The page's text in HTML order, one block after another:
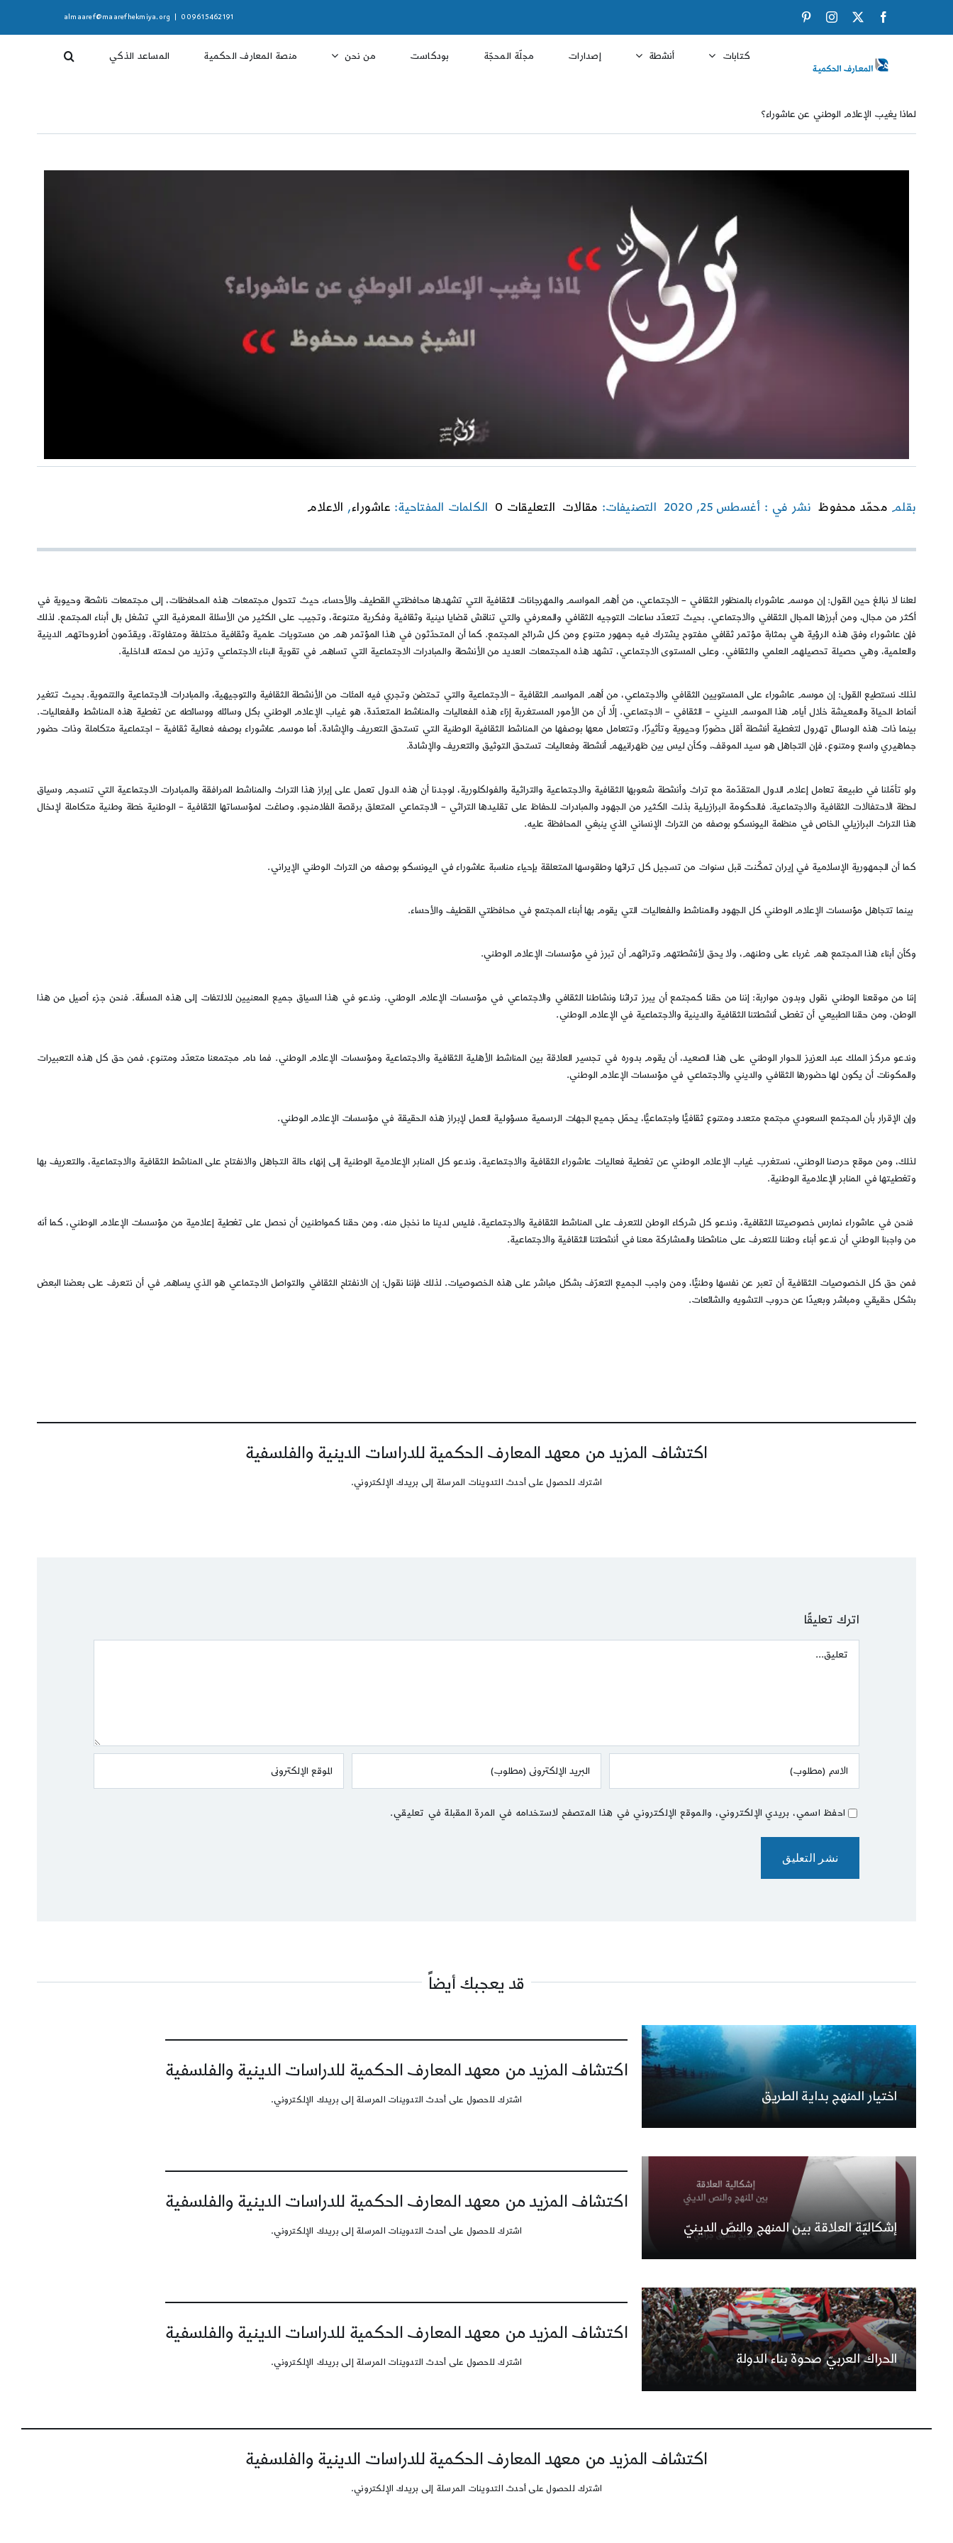
Facebook
X
Instagram
009615462191
almaaref@maarefhekmiya.org
كتابات أنشطة إصدارات مجلّة المحجّة بودكاست من نحن منصة المعارف الحكمية المساعد الذكي
لماذا يغيب الإعلام الوطني عن عاشوراء؟
بقلم محمّد محفوظ نشر في : أغسطس 25, 2020 التصنيفات: مقالات التعليقات 0
on
الإعلام
الكلمات المفتاحية: عاشوراء, الاعلام
لعلنا لا نبالغ حين القول: إن موسم عاشوراء بالمنظور الثقافي – الاجتماعي، من أهم المواسم والمهرجانات الثقافية التي تشهدها محافظتي القطيف والأحساء، حيث تتحول مجتمعات هذه المحافظات، إلى مجتمعات ناشطة وحيوية في
أكثر من مجال، ومن أبرزها المجال الثقافي والاجتماعي. بحيث تتعدّد ساعات التوجيه الثقافي والمعرفي والتي تناقش قضايا دينية وثقافية وفكرية متنوعة، وتجيب على الكثير من الأسئلة المعرفية التي تشغل بال أبناء المجتمع. لذلك
فإن عاشوراء وفق هذه الرؤية هي بمثابة مؤتمر ثقافي مفتوح يشترك فيه جمهور متنوع ومن كل شرائح المجتمع. كما أن المتحدّثون في هذا المؤتمر هم من مستويات علمية وثقافية مختلفة ومتفاوتة، ويقدّمون أطروحاتهم الدينية
والعلمية، وهي حصيلة تحصيلهم العلمي والثقافي. وعلى المستوى الاجتماعي، تشهد هذه المجتمعات العديد من الأنشطة والمبادرات الاجتماعية التي تساهم في تقوية البناء الاجتماعي وتزيد من لحمته الداخلية.
لذلك نستطيع القول: إن موسم عاشوراء على المستويين الثقافي والاجتماعي، من أهم المواسم الثقافية – الاجتماعية والتي تحتضن وتجري فيه المئات من الأنشطة الثقافية والتوجيهية، والمبادرات الاجتماعية والتنموية. بحيث تتغير
أنماط الحياة والمعيشة خلال أيام هذا الموسم الديني – الثقافي – الاجتماعي. إلّا أن من الأمور المستغربة إزاء هذه الفعاليات والمناشط المتعدّدة، هو غياب الإعلام الوطني بكل وسائله ووسائطه عن تغطية هذه المناشط والفعاليات.
بينما ذات هذه الوسائل تهرول لتغطية أنشطة أقل حضورًا وحيوية وتأثيرًا، وتتعامل معها بوصفها من المناشط الثقافية الوطنية التي تستحق التعريف والإشادة. أما موسم عاشوراء بوصفه فعالية ثقافية – اجتماعية متكاملة وذات حضور
جماهيري واسع ومتنوع، فإن التجاهل هو سيد الموقف، وكأن ليس بين ظهرانيهم أنشطة وفعاليات تستحق التوثيق والتعريف والإشادة.
ولو تأمّلنا في طبيعة تعامل إعلام الدول المتقدّمة مع تراث وأنشطة شعوبها الثقافية والاجتماعية والتراثية والفولكلورية، لوجدنا أن هذه الدول تعمل على إبراز هذا التراث والمناشط المرافقة والمبادرات الاجتماعية التي تنسجم وسياق
لحظة الاحتفالات الثقافية والاجتماعية. فالحكومة البرازيلية بذلت الكثير من الجهود والمبادرات للحفاظ على تقليدها التراثي – الاجتماعي المتعلق برقصة الفلامنجو، وصاغت لمؤسساتها الثقافية – الوطنية خطة وطنية متكاملة لإدخال
هذا التراث البرازيلي الخاص في منظمة اليونسكو بوصفه من التراث الإنساني الذي ينبغي المحافظة عليه.
كما أن الجمهورية الإسلامية في إيران تمكّنت قبل سنوات من تسجيل كل تراثها وطقوسها المتعلقة بإحياء مناسبة عاشوراء في اليونسكو بوصفه من التراث الوطني الإيراني.
بينما تتجاهل مؤسسات الإعلام الوطني كل الجهود والمناشط والفعاليات التي يقوم بها أبناء المجتمع في محافظتي القطيف والأحساء.
وكأن أبناء هذا المجتمع هم غرباء على وطنهم، ولا يحق لأنشطتهم وتراثهم أن تبرز في مؤسسات الإعلام الوطني.
إننا من موقعنا الوطني نقول وبدون مواربة: إننا من حقنا كمجتمع أن يبرز تراثنا ونشاطنا الثقافي والاجتماعي في مؤسسات الإعلام الوطني. وندعو في هذا السياق جميع المعنيين للالتفات إلى هذه المسألة. فنحن جزء أصيل من هذا
الوطن، ومن حقنا الطبيعي أن تغطى أنشطتنا الثقافية والدينية والاجتماعية في الإعلام الوطني.
وندعو مركز الملك عبد العزيز للحوار الوطني على هذا الصعيد، أن يقوم بدوره في تجسير العلاقة بين المناشط الأهلية الثقافية والاجتماعية ومؤسسات الإعلام الوطني. فما دام مجتمعنا متعدّد ومتنوع، فمن حق كل هذه التعبيرات
والمكونات أن يكون لها حضورها الثقافي والديني والاجتماعي في مؤسسات الإعلام الوطني.
وإن الإقرار بأن المجتمع السعودي مجتمع متعدد ومتنوع ثقافيًّا واجتماعيًّا، يحمّل جميع الجهات الرسمية مسؤولية العمل لإبراز هذه الحقيقة في مؤسسات الإعلام الوطني.
لذلك، ومن موقع حرصنا الوطني، نستغرب غياب الإعلام الوطني عن تغطية فعاليات عاشوراء الثقافية والاجتماعية، وندعو كل المنابر الإعلامية الوطنية إلى إنهاء حالة التجاهل والانفتاح على المناشط الثقافية والاجتماعية، والتعريف بها
وتغطيتها في المنابر الإعلامية الوطنية.
فنحن في عاشوراء نمارس خصوصيتنا الثقافية، وندعو كل شركاء الوطن للتعرف على المناشط الثقافية والاجتماعية، فليس لدينا ما نخجل منه، ومن حقنا كمواطنين أن نحصل على تغطية إعلامية من مؤسسات الإعلام الوطني، كما أنه
من واجبنا الوطني أن ندعو أبناء وطننا للتعرف على مناشطنا والمشاركة معنا في أنشطتنا الثقافية والاجتماعية.
فمن حق كل الخصوصيات الثقافية أن تعبر عن نفسها وطنيًّا، ومن واجب الجميع التعرّف بشكل مباشر على هذه الخصوصيات. لذلك فإننا نقول: إن الانفتاح الثقافي والتواصل الاجتماعي هو الذي يساهم في أن نتعرف على بعضنا البعض
بشكل حقيقي ومباشر وبعيدًا عن حروب التشويه والشائعات.
اكتشاف المزيد من معهد المعارف الحكمية للدراسات الدينية والفلسفية
اشترك للحصول على أحدث التدوينات المرسلة إلى بريدك الإلكتروني.
اترك تعليقًا
Comment
احفظ اسمي، بريدي الإلكتروني، والموقع الإلكتروني في هذا المتصفح لاستخدامه في المرة المقبلة في تعليقي.
قد يعجبك أيضاً
اختيار المنهج بداية الطريق
اكتشاف المزيد من معهد المعارف الحكمية للدراسات الدينية والفلسفية
اشترك للحصول على أحدث التدوينات المرسلة إلى بريدك الإلكتروني.
إشكاليّة العلاقة بين المنهج والنصّ الدينيّ
اكتشاف المزيد من معهد المعارف الحكمية للدراسات الدينية والفلسفية
اشترك للحصول على أحدث التدوينات المرسلة إلى بريدك الإلكتروني.
الحراك العربيّ صحوة بناء الدولة
اكتشاف المزيد من معهد المعارف الحكمية للدراسات الدينية والفلسفية
اشترك للحصول على أحدث التدوينات المرسلة إلى بريدك الإلكتروني.
اكتشاف المزيد من معهد المعارف الحكمية للدراسات الدينية والفلسفية
اشترك للحصول على أحدث التدوينات المرسلة إلى بريدك الإلكتروني.